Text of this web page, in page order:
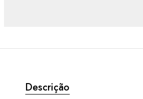
Descrição